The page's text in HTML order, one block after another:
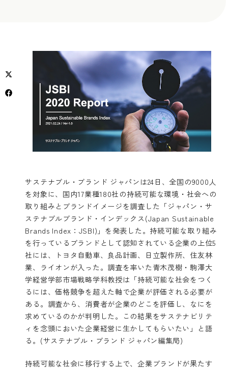
サステナブル・ブランド ジャパンは24日、全国の9000人
を対象に、国内17業種180社の持続可能な環境・社会への
取り組みとブランドイメージを調査した「ジャパン・サ
ステナブルブランド・インデックス(Japan Sustainable
Brands Index：JSBI)」を発表した。持続可能な取り組み
を行っているブランドとして認知されている企業の上位5
社には、トヨタ自動車、良品計画、日立製作所、住友林
業、ライオンが入った。調査を率いた青木茂樹・駒澤大
学経営学部市場戦略学科教授は「持続可能な社会をつく
るには、価格競争を超えた軸で企業が評価される必要が
ある。調査から、消費者が企業のどこを評価し、なにを
求めているのかが判明した。この結果をサステナビリテ
ィを念頭においた企業経営に生かしてもらいたい」と語
る。(サステナブル・ブランド ジャパン編集局)
持続可能な社会に移行する上で、企業ブランドが果たす